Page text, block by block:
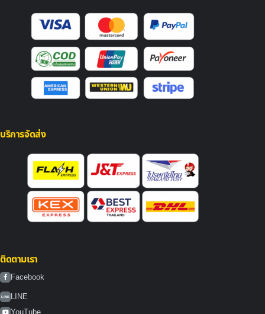
บริการจัดส่ง
ติดตามเรา
Facebook
LINE LINE